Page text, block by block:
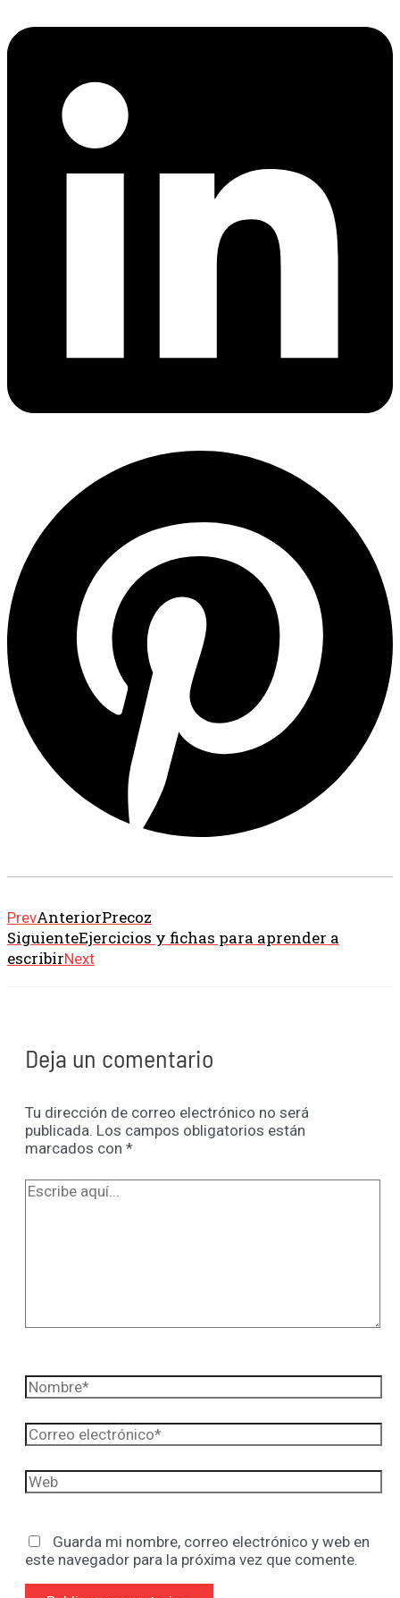
PrevAnteriorPrecoz
SiguienteEjercicios y fichas para aprender a
escribirNext
Deja un comentario
Tu dirección de correo electrónico no será
publicada. Los campos obligatorios están
marcados con *
Escribe
Nombre*
Correo
electrónico*
Web
Guarda mi nombre, correo electrónico y web en
este navegador para la próxima vez que comente.